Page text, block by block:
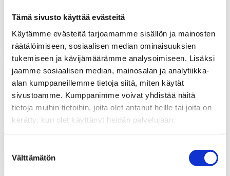
Tämä sivusto käyttää evästeitä
Käytämme evästeitä tarjoamamme sisällön ja mainosten
räätälöimiseen, sosiaalisen median ominaisuuksien
tukemiseen ja kävijämäärämme analysoimiseen. Lisäksi
jaamme sosiaalisen median, mainosalan ja analytiikka-
alan kumppaneillemme tietoja siitä, miten käytät
sivustoamme. Kumppanimme voivat yhdistää näitä
tietoja muihin tietoihin, joita olet antanut heille tai joita on
kerätty, kun olet käyttänyt heidän palvelujaan.
valinta
Välttämätön
Kuntapäättäjiä hän patistaa perehtymään historiaan.
Vaikka historia ei ole käyttöopas nykyhetkeen, se on kärsimysten
suhteellistamisen instrumentti. Henkiseen huoltovarmuuteen ja
yksilölliseen kriisinsietokykyyn kuuluu historiantaju.
Jaa artikkeli
Share on Facebook
Share on LinkedIn
Email this Page